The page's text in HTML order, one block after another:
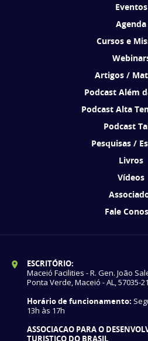
Eventos
Agenda
Cursos e
Artigos /
Podcast Além
Podcast Alta
Podcast
Pesquisas /
Livros
Vídeos
Fale
ESCRITÓRIO:
Maceió Facilities - R. Gen. João
Ponta Verde, Maceió - AL, 57035-
Horário de funcionamento:
13h às 17h
ASSOCIACAO PARA O
TURISTICO DO BRASIL